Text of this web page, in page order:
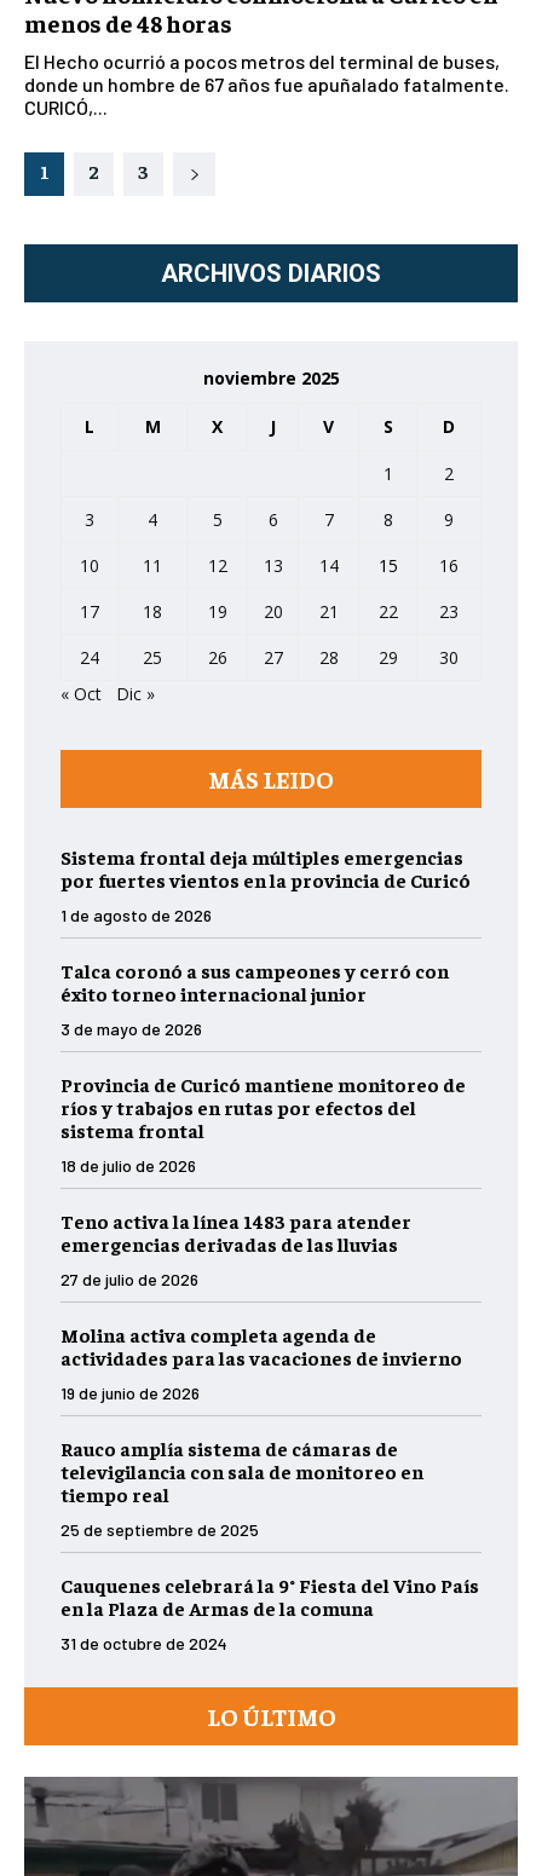
menos de 48 horas
El Hecho ocurrió a pocos metros del terminal de buses,
donde un hombre de 67 años fue apuñalado fatalmente.
CURICÓ,...
1 2 3
ARCHIVOS DIARIOS
noviembre 2025
L M X J V S D
1
2
3
4 5 6 7 8
9
10
11 12 13 14 15
16
17
18 19 20 21 22
23
24
25 26 27 28 29
30
« Oct
Dic »
MÁS LEIDO
Sistema frontal deja múltiples emergencias
por fuertes vientos en la provincia de Curicó
1 de agosto de 2026
Talca coronó a sus campeones y cerró con
éxito torneo internacional junior
3 de mayo de 2026
Provincia de Curicó mantiene monitoreo de
ríos y trabajos en rutas por efectos del
sistema frontal
18 de julio de 2026
Teno activa la línea 1483 para atender
emergencias derivadas de las lluvias
27 de julio de 2026
Molina activa completa agenda de
actividades para las vacaciones de invierno
19 de junio de 2026
Rauco amplía sistema de cámaras de
televigilancia con sala de monitoreo en
tiempo real
25 de septiembre de 2025
Cauquenes celebrará la 9° Fiesta del Vino País
en la Plaza de Armas de la comuna
31 de octubre de 2024
LO ÚLTIMO